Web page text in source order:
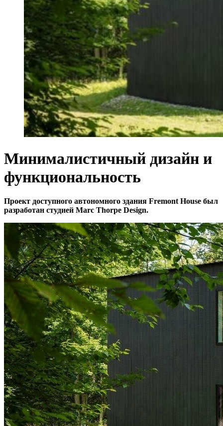
Минималистичный дизайн и
функциональность
Проект доступного автономного здания Fremont House был
разработан студией Marc Thorpe Design.